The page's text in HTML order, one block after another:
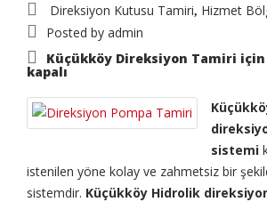
Direksiyon Kutusu Tamiri, Hizmet
Posted by admin
Küçükköy Direksiyon Tamiri için
kapalı
sistemi
istenilen yöne kolay ve zahmetsiz bir
sistemdir. Küçükköy Hidrolik